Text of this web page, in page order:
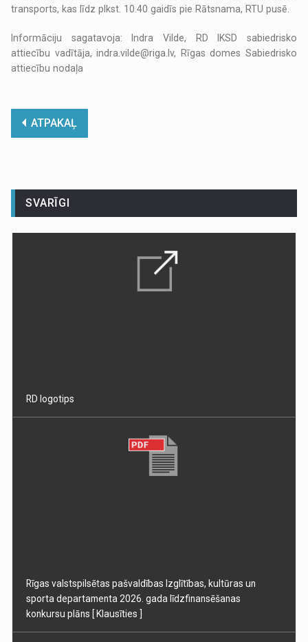
transports, kas līdz plkst. 10.40 gaidīs pie Rātsnama, RTU pusē.
Informāciju sagatavoja: Indra Vilde, RD IKSD sabiedrisko
attiecību vadītāja, indra.vilde@riga.lv, Rīgas domes Sabiedrisko
attiecību nodaļa
ATPAKAĻ
SVARĪGI
RD logotips
Rīgas valstspilsētas pašvaldības Izglītības, kultūras un
sporta departamenta 2026. gada līdzfinansēšanas
konkursu plāns [ Klausīties ]